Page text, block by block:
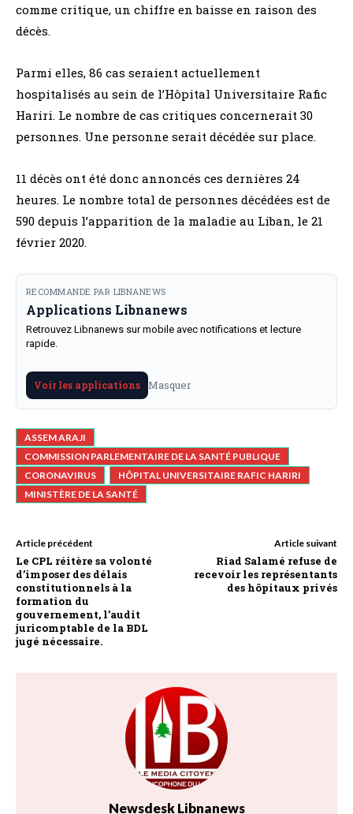
comme critique, un chiffre en baisse en raison des
décès.
Parmi elles, 86 cas seraient actuellement
hospitalisés au sein de l’Hôpital Universitaire Rafic
Hariri. Le nombre de cas critiques concernerait 30
personnes. Une personne serait décédée sur place.
11 décès ont été donc annoncés ces dernières 24
heures. Le nombre total de personnes décédées est de
590 depuis l’apparition de la maladie au Liban, le 21
février 2020.
RECOMMANDE PAR LIBNANEWS
Applications Libnanews
Retrouvez Libnanews sur mobile avec notifications et lecture
rapide.
Voir les applications Masquer
ASSEM ARAJI
COMMISSION PARLEMENTAIRE DE LA SANTÉ PUBLIQUE
CORONAVIRUS
HÔPITAL UNIVERSITAIRE RAFIC HARIRI
MINISTÈRE DE LA SANTÉ
Article précédent
Le CPL réitère sa volonté
d’imposer des délais
constitutionnels à la
formation du
gouvernement, l’audit
juricomptable de la BDL
jugé nécessaire.
Article suivant
Riad Salamé refuse de
recevoir les représentants
des hôpitaux privés
Newsdesk Libnanews